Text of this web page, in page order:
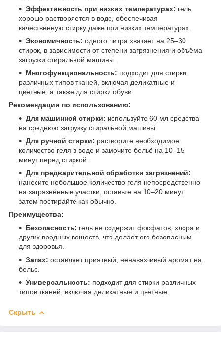
Эффективность при низких температурах: гель
хорошо растворяется в воде, обеспечивая
качественную стирку даже при низких температурах.​
Экономичность: одного литра хватает на 25–30
стирок, в зависимости от степени загрязнения и объёма
загрузки стиральной машины.​
Многофункциональность: подходит для стирки
различных типов тканей, включая деликатные и
цветные, а также для стирки обуви.​
Рекомендации по использованию:
Для машинной стирки: используйте 60 мл средства
на среднюю загрузку стиральной машины.​
Для ручной стирки: растворите необходимое
количество геля в воде и замочите бельё на 10–15
минут перед стиркой.​
Для предварительной обработки загрязнений:
нанесите небольшое количество геля непосредственно
на загрязнённые участки, оставьте на 10–20 минут,
затем постирайте как обычно.​
Преимущества:
Безопасность: гель не содержит фосфатов, хлора и
других вредных веществ, что делает его безопасным
для здоровья.
Запах: оставляет приятный, ненавязчивый аромат на
белье.​
Универсальность: подходит для стирки различных
типов тканей, включая деликатные и цветные.
Скрыть